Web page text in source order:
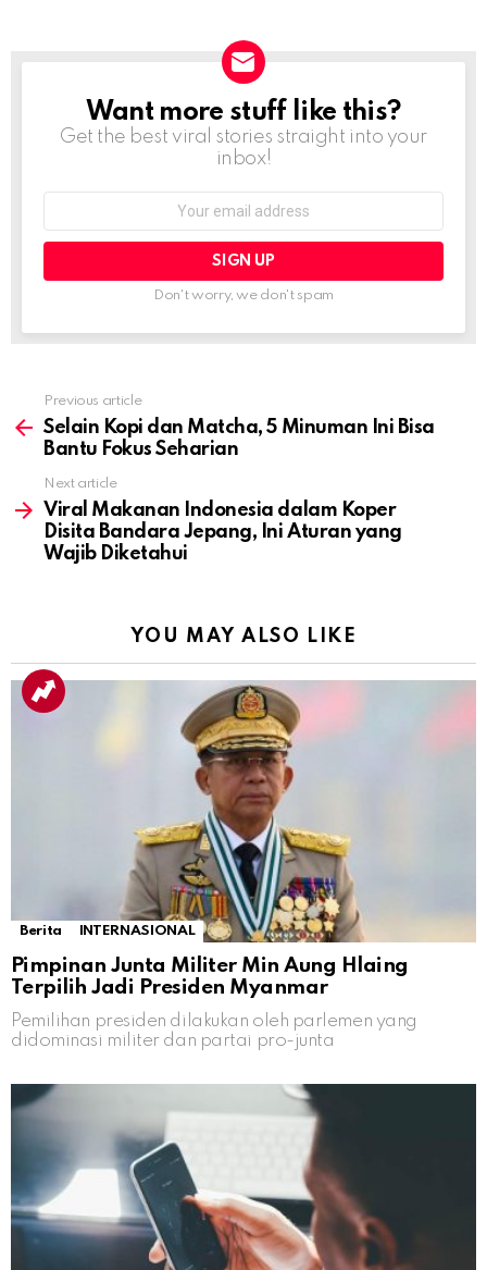
NEWSLETTER
Want more stuff like this?
Get the best viral stories straight into your
inbox!
Don't worry, we don't spam
more
Previous article
Selain Kopi dan Matcha, 5 Minuman Ini Bisa
Bantu Fokus Seharian
Next article
Viral Makanan Indonesia dalam Koper
Disita Bandara Jepang, Ini Aturan yang
Wajib Diketahui
YOU MAY ALSO LIKE
Berita INTERNASIONAL
Pimpinan Junta Militer Min Aung Hlaing
Terpilih Jadi Presiden Myanmar
Pemilihan presiden dilakukan oleh parlemen yang
didominasi militer dan partai pro-junta